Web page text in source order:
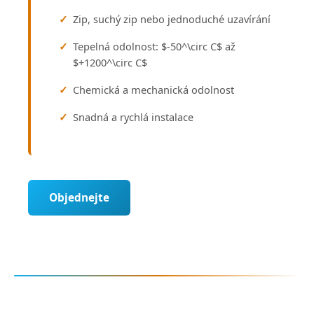
Zip, suchý zip nebo jednoduché uzavírání
Tepelná odolnost: $-50^\circ C$ až
$+1200^\circ C$
Chemická a mechanická odolnost
Snadná a rychlá instalace
Objednejte